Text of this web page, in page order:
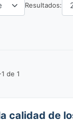
Resultados:
de 1
calidad de